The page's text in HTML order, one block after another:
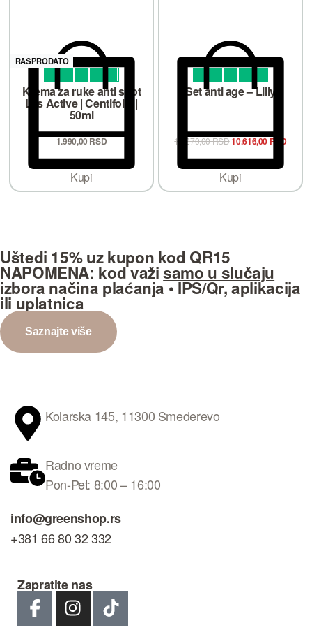
RASPRODATO
Ocenjeno sa od 5
Krema za ruke anti spot
Lys Active | Centifolia |
50ml
1.990,00RSD
Kupi
Ocenjeno sa od 5
Set anti age – Lilly
13.270,00RSD10.616,00RSD
Kupi
Uštedi 15%uz kupon kod QR15
NAPOMENA: kod važisamo u slučaju
izbora načina plaćanja• IPS/Qr, aplikacija
ili uplatnica
Saznajte više
Kolarska 145, 11300 Smederevo
Radno vreme
Pon-Pet: 8:00 – 16:00
info@greenshop.rs
+381 66 80 32 332
Zapratite nas